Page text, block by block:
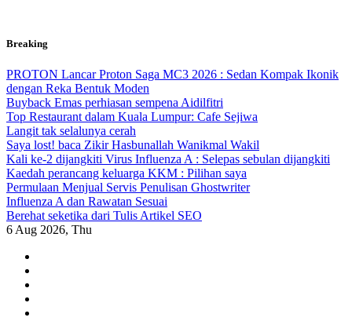
Skip
content
Breaking
PROTON Lancar Proton Saga MC3 2026 : Sedan Kompak Ikonik
dengan Reka Bentuk Moden
Buyback Emas perhiasan sempena Aidilfitri
Top Restaurant dalam Kuala Lumpur: Cafe Sejiwa
Langit tak selalunya cerah
Saya lost! baca Zikir Hasbunallah Wanikmal Wakil
Kali ke-2 dijangkiti Virus Influenza A : Selepas sebulan dijangkiti
Kaedah perancang keluarga KKM : Pilihan saya
Permulaan Menjual Servis Penulisan Ghostwriter
Influenza A dan Rawatan Sesuai
Berehat seketika dari Tulis Artikel SEO
6 Aug 2026, Thu